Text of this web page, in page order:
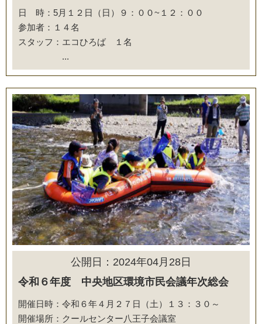
日 時：5月１２日（日）９：００~１２：００
参加者：１４名
スタッフ：エコひろば １名
...
公開日：2024年04月28日
令和６年度 中央地区環境市民会議年次総会
開催日時：令和６年４月２７日（土）１３：３０～
開催場所：クールセンター八王子会議室